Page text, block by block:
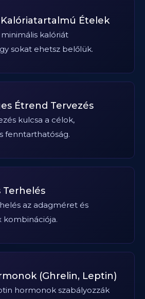
Ételek
kalóriát
sokat ehetsz belőlük.
Étrend Tervezés
kulcsa a célok,
fenntarthatóság.
Terhelés
az adagméret és
kombinációja.
(Ghrelin, Leptin)
hormonok szabályozzák